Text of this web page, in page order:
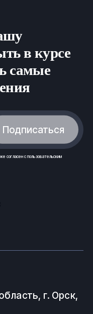
в курсе
самые
Подписаться
согласен спользовательским
г. Орск,